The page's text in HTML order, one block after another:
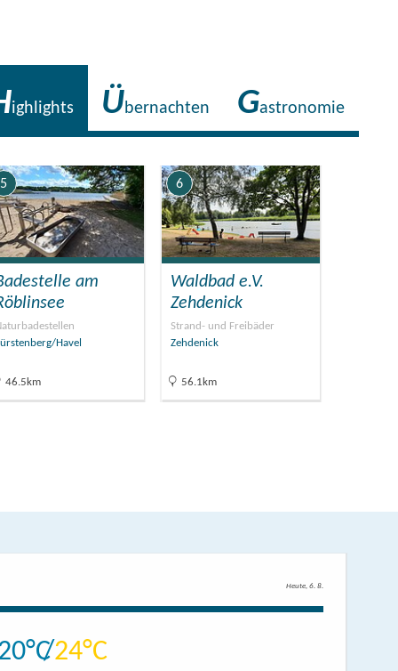
ighlights Übernachten Gastronomie
5
am
Havel
46.5km
6
Waldbad e.V.
Zehdenick
Strand- und Freibäder
Zehdenick
56.1km
Heute, 6. 8.
24